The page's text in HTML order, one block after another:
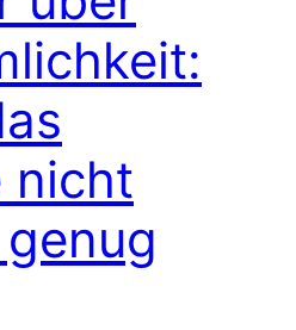
nicht